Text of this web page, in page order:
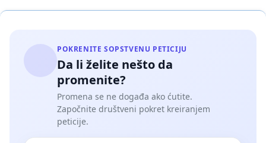
POKRENITE SOPSTVENU PETICIJU
Da li želite nešto da
promenite?
Promena se ne događa ako ćutite.
Započnite društveni pokret kreiranjem
peticije.